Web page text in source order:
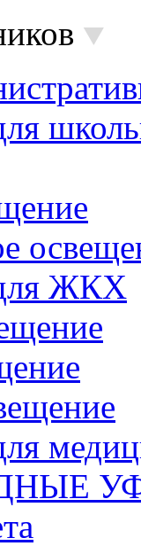
ЖКХ